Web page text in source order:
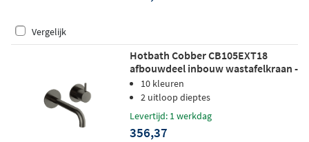
Vergelijk
Hotbath Cobber CB105EXT18
afbouwdeel inbouw wastafelkraan -
18cm uitloop - verouderd ijzer
10 kleuren
2 uitloop dieptes
Levertijd: 1 werkdag
356,37